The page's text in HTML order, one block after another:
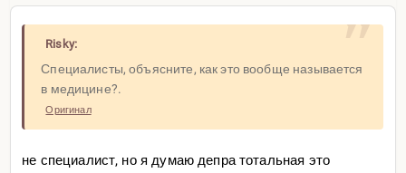
Risky:
Специалисты, объясните, как это вообще называется
в медицине?.
Оригинал
не специалист, но я думаю депра тотальная это